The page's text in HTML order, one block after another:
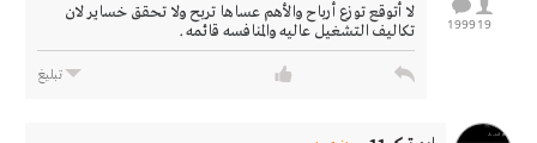
19
1999
لا أتوقع توزع أرباح والأهم عساها تربح ولا تحقق خساير لان
تكاليف التشغيل عاليه والمنافسه قائمه .
تبليغ